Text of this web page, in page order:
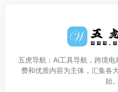
五虎导航：Ai工具导航，跨境
费和优质内容为主体，汇集各
始。